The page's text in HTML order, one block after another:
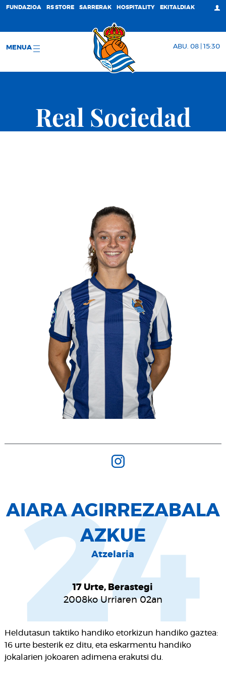
FUNDAZIOA RS STORE SARRERAK HOSPITALITY EKITALDIAK
MENUA ABU. 08 | 15:30
Real Sociedad
AIARA AGIRREZABALA
AZKUE
Atzelaria
17 Urte, Berastegi
2008ko Urriaren 02an
Heldutasun taktiko handiko etorkizun handiko gaztea:
16 urte besterik ez ditu, eta eskarmentu handiko
jokalarien jokoaren adimena erakutsi du.
24